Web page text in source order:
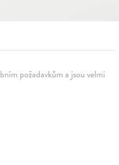
požadavkům a jsou velmi